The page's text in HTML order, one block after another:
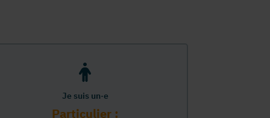
Je suis un·e
Particulier :